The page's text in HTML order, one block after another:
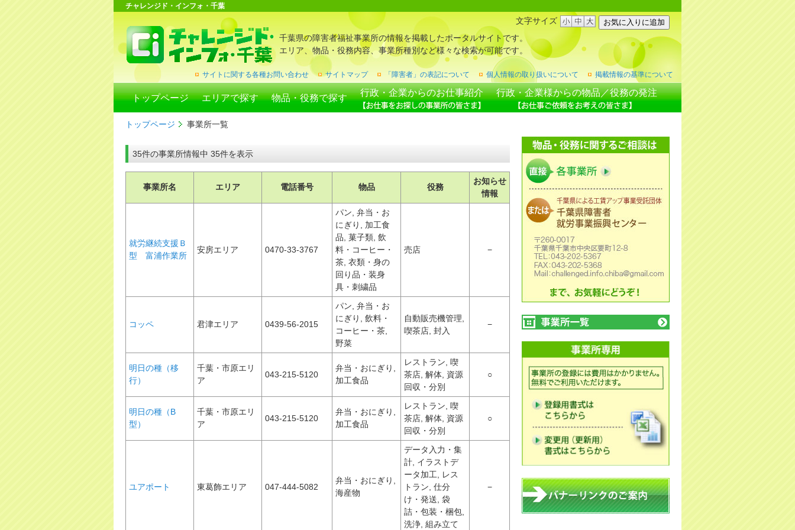
チャレンジド・インフォ・千葉
千葉県の障害者福祉事業所の情報を掲載したポータルサイトです。
エリア、物品・役務内容、事業所種別など様々な検索が可能です。
文字サイズ
サイトに関する各種お問い合わせ サイトマップ 「障害者」の表記について 個人情報の取り扱いについて 掲載情報の基準について
トップページ エリアで探す 物品・役務で探す
行政・企業からのお仕事紹介 行政・企業様からの物品／役務の発注
トップページ 事業所一覧
35件の事業所情報中 35件を表示
事業所名 エリア 電話番号 物品 役務
お知らせ
情報
就労継続支援Ｂ
型 富浦作業所
安房エリア 0470-33-3767
パン, 弁当・お
にぎり, 加工食
品, 菓子類, 飲
料・コーヒー・
茶, 衣類・身の
回り品・装身
具・刺繍品
売店 −
コッペ 君津エリア 0439-56-2015
パン, 弁当・お
にぎり, 飲料・
コーヒー・茶,
野菜
自動販売機管理,
喫茶店, 封入
−
明日の種（移
行）
千葉・市原エリ
ア
043-215-5120
弁当・おにぎり,
加工食品
レストラン, 喫
茶店, 解体, 資源
回収・分別
○
明日の種（B
型）
千葉・市原エリ
ア
043-215-5120
弁当・おにぎり,
加工食品
レストラン, 喫
茶店, 解体, 資源
回収・分別
○
ユアポート 東葛飾エリア 047-444-5082
弁当・おにぎり,
海産物
データ入力・集
計, イラストデ
ータ加工, レス
トラン, 仕分
け・発送, 袋
詰・包装・梱包,
洗浄, 組み立て
−